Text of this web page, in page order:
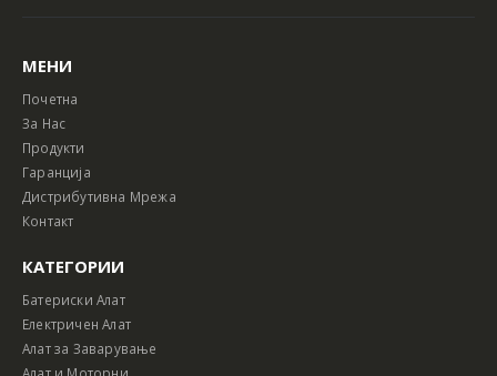
МЕНИ
Почетна
За Нас
Продукти
Гаранција
Дистрибутивна Мрежа
Контакт
КАТЕГОРИИ
Батериски Алат
Електричен Алат
Алат за Заварување